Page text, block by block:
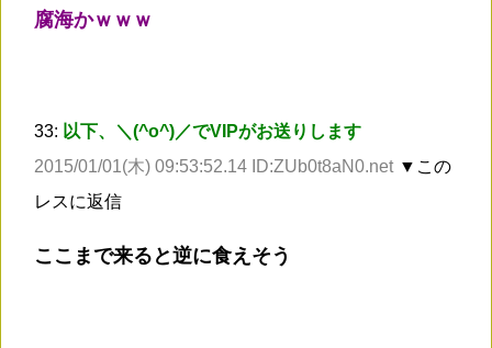
腐海かｗｗｗ
33: 以下、＼(^o^)／でVIPがお送りします
2015/01/01(木) 09:53:52.14 ID:ZUb0t8aN0.net ▼この
レスに返信
ここまで来ると逆に食えそう